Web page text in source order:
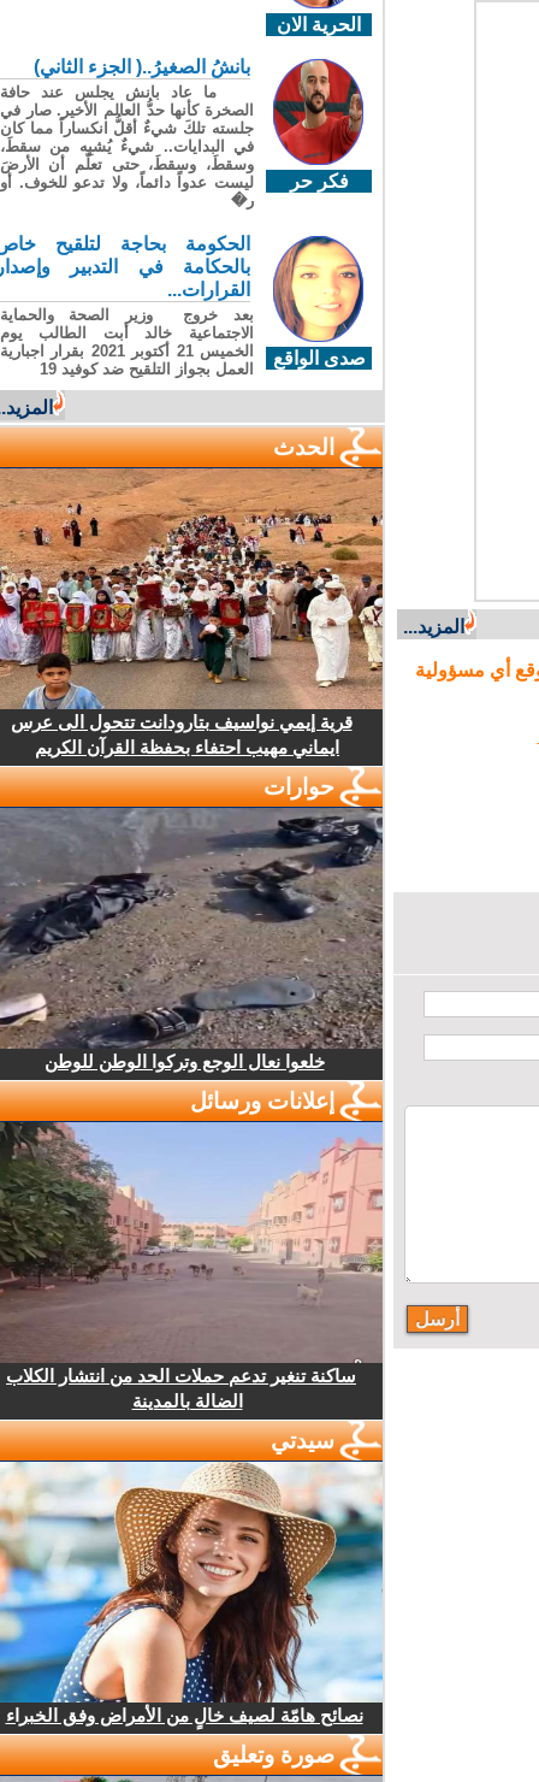
المزيد...
أي مسؤولية
الحرية الان
فكر حر
بانشُ الصغيرُ..( الجزء الثاني)
ما عاد بانش يجلس عند حافة
الصخرة كأنها حدُّ العالم الأخير. صار في
جلسته تلكَ شيءٌ أقلُّ انكساراً مما كان
في البدايات.. شيءٌ يُشبِه من سقطَ،
وسقطَ، وسقطَ، حتى تعلّم أن الأرضَ
ليست عدواً دائماً، ولا تدعو للخوف. أو
ر�
صدى الواقع
الحكومة بحاجة لتلقيح خاص
بالحكامة في التدبير وإصدار
القرارات...
بعد خروج وزير الصحة والحماية
الاجتماعية خالد أبت الطالب يوم
الخميس 21 أكتوبر 2021 بقرار اجبارية
العمل بجواز التلقيح ضد كوفيد 19
المزيد...
الحدث
قرية إيمي نواسيف بتارودانت تتحول الى عرس
ايماني مهيب احتفاء بحفظة القرآن الكريم
حوارات
خلعوا نعال الوجع وتركوا الوطن للوطن
إعلانات ورسائل
ساكنة تنغير تدعم حملات الحد من انتشار الكلاب
الضالة بالمدينة
سيدتي
نصائح هامّة لصيف خالٍ من الأمراض وفق الخبراء
صورة وتعليق